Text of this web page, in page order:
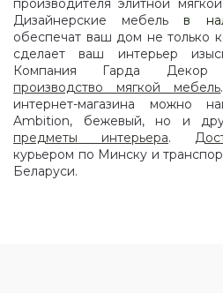
производителя элитной
Дизайнерские мебель в
обеспечат ваш дом не только
сделает ваш интерьер
Компания Гарда Декор
производство мягкой мебель
интернет-магазина можно
Ambition, бежевый, но и
предметы интерьера.
курьером по Минску и
Беларуси.